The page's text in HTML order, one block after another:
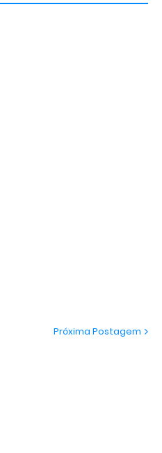
Próxima Postagem